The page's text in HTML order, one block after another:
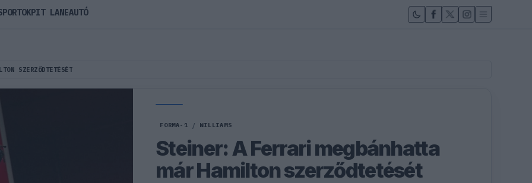
SZERZŐDTETÉSÉT
FORMA-1 / WILLIAMS
Steiner: A Ferrari megbánhatta
már Hamilton szerződtetését
PIT LANEAUTÓ